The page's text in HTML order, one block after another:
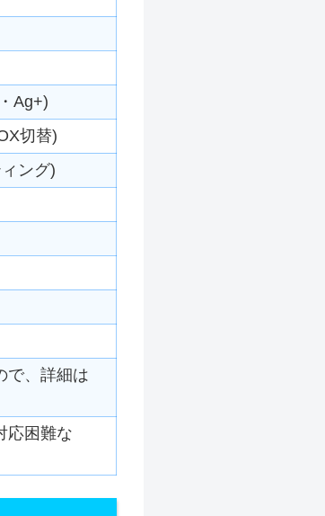
Ag+)
切替)
ング)
で、詳細は
応困難な